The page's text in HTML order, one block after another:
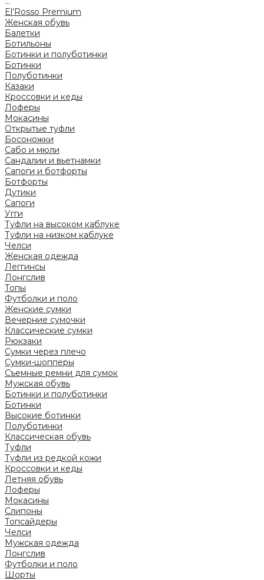
El’Rosso Premium
Женская обувь
Балетки
Ботильоны
Ботинки и полуботинки
Ботинки
Полуботинки
Казаки
Кроссовки и кеды
Лоферы
Мокасины
Открытые туфли
Босоножки
Сабо и мюли
Сандалии и вьетнамки
Сапоги и ботфорты
Ботфорты
Дутики
Сапоги
Угги
Туфли на высоком каблуке
Туфли на низком каблуке
Челси
Женская одежда
Леггинсы
Лонгслив
Топы
Футболки и поло
Женские сумки
Вечерние сумочки
Классические сумки
Рюкзаки
Сумки через плечо
Сумки-шопперы
Съемные ремни для сумок
Мужская обувь
Ботинки и полуботинки
Ботинки
Высокие ботинки
Полуботинки
Классическая обувь
Туфли
Туфли из редкой кожи
Кроссовки и кеды
Летняя обувь
Лоферы
Мокасины
Слипоны
Топсайдеры
Челси
Мужская одежда
Лонгслив
Футболки и поло
Шорты